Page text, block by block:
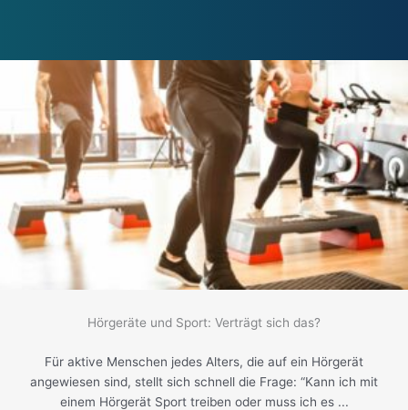
Hörgeräte und Sport: Verträgt sich das?
Für aktive Menschen jedes Alters, die auf ein Hörgerät
angewiesen sind, stellt sich schnell die Frage: “Kann ich mit
einem Hörgerät Sport treiben oder muss ich es ...